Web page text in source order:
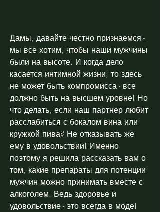
Дамы, давайте честно признаемся -
мы все хотим, чтобы наши мужчины
были на высоте. И когда дело
касается интимной жизни, то здесь
не может быть компромисса - все
должно быть на высшем уровне! Но
что делать, если наш партнер любит
расслабиться с бокалом вина или
кружкой пива? Не отказывать же
ему в удовольствии! Именно
поэтому я решила рассказать вам о
том, какие препараты для потенции
мужчин можно принимать вместе с
алкоголем. Ведь здоровье и
удовольствие - это всегда в моде!